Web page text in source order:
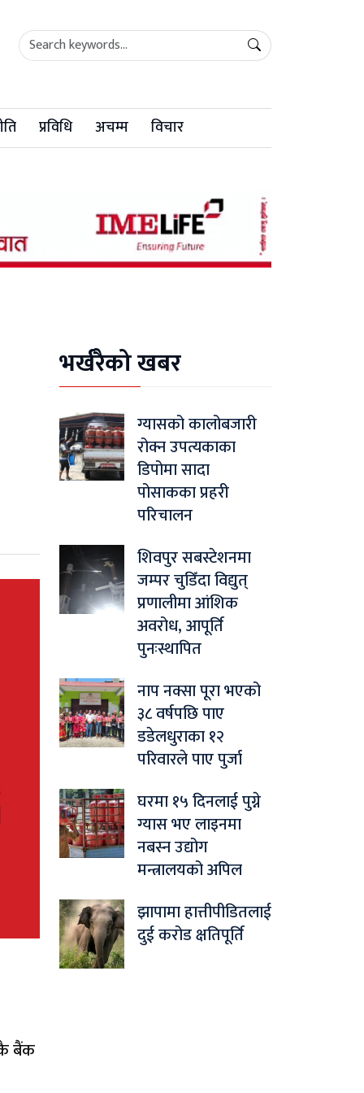
प्रविधि अचम्म विचार
बैंक
भर्खरैको खबर
ग्यासको कालोबजारी
रोक्न उपत्यकाका
डिपोमा सादा
पोसाकका प्रहरी
परिचालन
शिवपुर सबस्टेशनमा
जम्पर चुडिँदा विद्युत्
प्रणालीमा आंशिक
अवरोध, आपूर्ति
पुनःस्थापित
नाप नक्सा पूरा भएको
३८ वर्षपछि पाए
डडेलधुराका १२
परिवारले पाए पुर्जा
घरमा १५ दिनलाई पुग्ने
ग्यास भए लाइनमा
नबस्न उद्योग
मन्त्रालयको अपिल
झापामा हात्तीपीडितलाई
दुई करोड क्षतिपूर्ति